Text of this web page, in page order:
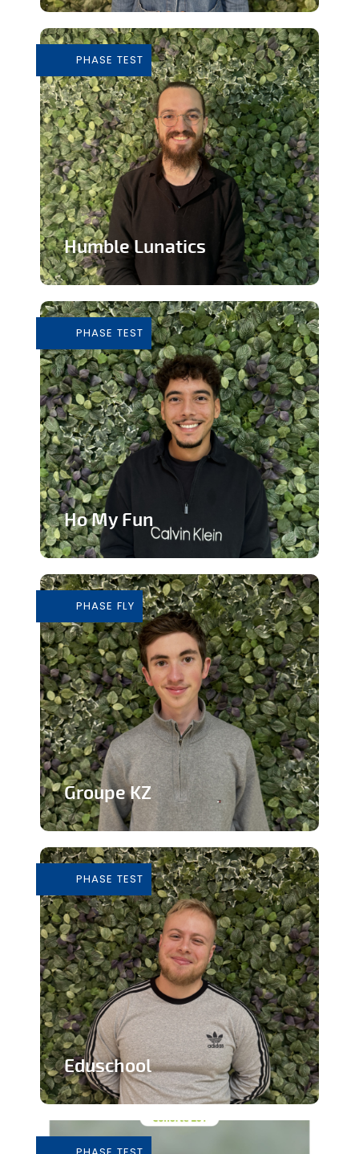
les personnes touchant des...
En savoir plus
PHASE TEST
Humble Lunatics
éthique
En savoir plus
PHASE TEST
Ho My Fun
inclusive
En savoir plus
PHASE FLY
Groupe KZ
main
En savoir plus
PHASE TEST
Eduschool
de professeurs en secondaire